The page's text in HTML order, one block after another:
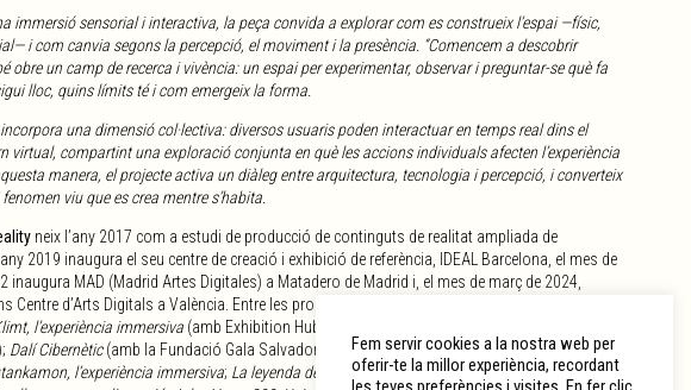
immersió sensorial i interactiva, la peça convida a explorar com es construeix l’espai —físic,
i com canvia segons la percepció, el moviment i la presència. “Comencem a descobrir
obre un camp de recerca i vivència: un espai per experimentar, observar i preguntar-se què fa
lloc, quins límits té i com emergeix la forma.
una dimensió col·lectiva: diversos usuaris poden interactuar en temps real dins el
virtual, compartint una exploració conjunta en què les accions individuals afecten l’experiència
manera, el projecte activa un diàleg entre arquitectura, tecnologia i percepció, i converteix
fenomen viu que es crea mentre s’habita.
neix l’any 2017 com a estudi de producció de continguts de realitat ampliada de
2019 inaugura el seu centre de creació i exhibició de referència, IDEAL Barcelona, el mes de
inaugura MAD (Madrid Artes Digitales) a Matadero de Madrid i, el mes de març de 2024,
Centre d’Arts Digitals a València. Entre les produccions més rellevants de Layers of Reality en
l’experiència immersiva(amb Exhibition Hub);
Dalí Cibernètic(amb la Fundació Gala Salvador Dalí);Els últims dies de
l’experiència immersiva; La leyenda del TitaniciCleopatra(amb Madrid Artes
Fem servir cookies a la nostra web per
oferir-te la millor experiència, recordant